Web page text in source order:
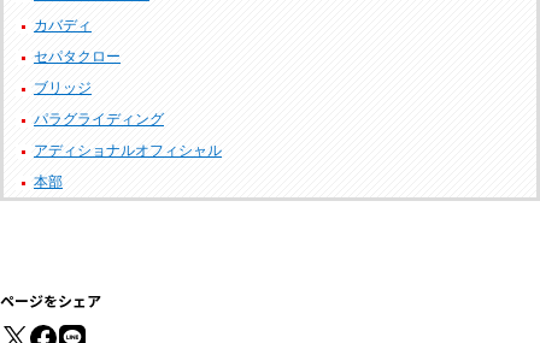
カバディ
セパタクロー
ブリッジ
パラグライディング
アディショナルオフィシャル
本部
ページをシェア